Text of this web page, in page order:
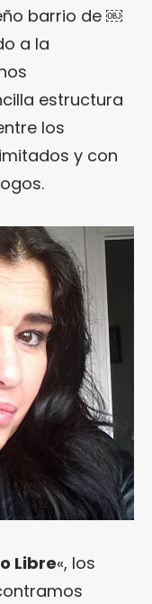
barrio de ￼
a la
estructura
los
y con
Libre«, los